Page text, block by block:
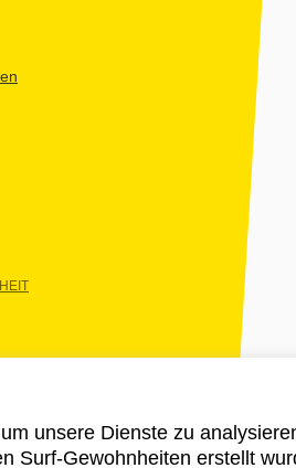
unsere Dienste zu
Surf-Gewohnheiten erstellt